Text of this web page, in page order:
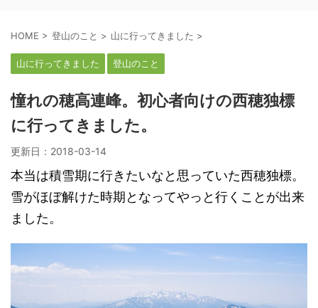
HOME > 登山のこと > 山に行ってきました >
山に行ってきました 登山のこと
憧れの穂高連峰。初心者向けの西穂独標
に行ってきました。
更新日： 2018-03-14
本当は積雪期に行きたいなと思っていた西穂独標。
雪がほぼ解けた時期となってやっと行くことが出来
ました。